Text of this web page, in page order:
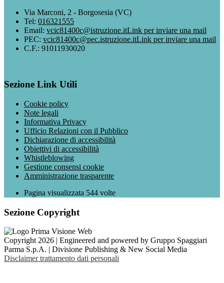
Via Marconi, 2 - Borgosesia (VC)
Tel: 016321555
Email: vcic81400c@istruzione.itLink per inviare una mail
PEC: vcic81400c@pec.istruzione.itLink per inviare una mail
C.F.: 91011930020
Sezione Link Utili
Cookie policy
Note legali
Informativa Privacy
Ufficio Relazioni con il Pubblico
Dichiarazione di accessibilità
Obiettivi di accessibilità
Whistleblowing
Gestione consensi cookie
Amministrazione trasparente
Pagina visualizzata 544 volte
Sezione Copyright
Copyright 2026 | Engineered and powered by Gruppo Spaggiari
Parma S.p.A. | Divisione Publishing & New Social Media
Disclaimer trattamento dati personali